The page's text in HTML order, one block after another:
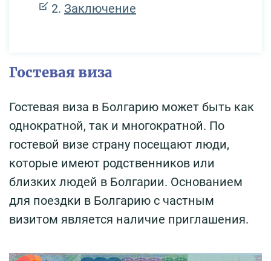
Заключение
Гостевая виза
Гостевая виза в Болгарию может быть как
однократной, так и многократной. По
гостевой визе страну посещают люди,
которые имеют родственников или
близких людей в Болгарии. Основанием
для поездки в Болгарию с частным
визитом является наличие приглашения.